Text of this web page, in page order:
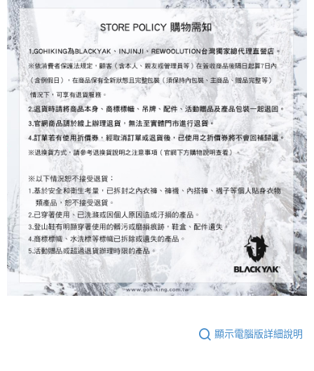
顯示電腦版詳細說明